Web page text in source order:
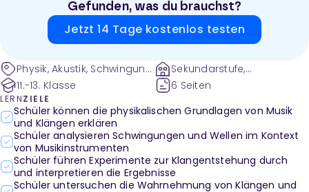
Gefunden, was du brauchst?
Jetzt 14 Tage kostenlos testen
Physik, Akustik, Schwingung,
Wellen, Resonanz
11.-13. Klasse
Sekundarstufe,
Sekundarstufe 2
6 Seiten
LERNZIELE
Schüler können die physikalischen Grundlagen von Musik
und Klängen erklären
Schüler analysieren Schwingungen und Wellen im Kontext
von Musikinstrumenten
Schüler führen Experimente zur Klangentstehung durch
und interpretieren die Ergebnisse
Schüler untersuchen die Wahrnehmung von Klängen und